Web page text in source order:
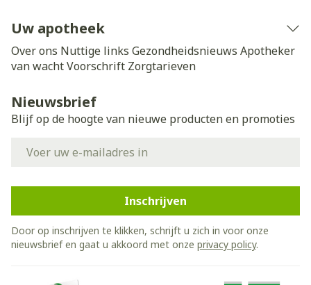
Uw apotheek
Over ons Nuttige links Gezondheidsnieuws Apotheker
van wachtVoorschrift Zorgtarieven
Nieuwsbrief
Blijf op de hoogte van nieuwe producten en promoties
Inschrijven
Door op inschrijven te klikken, schrijft u zich in voor onze
nieuwsbrief en gaat u akkoord met onze privacy policy.